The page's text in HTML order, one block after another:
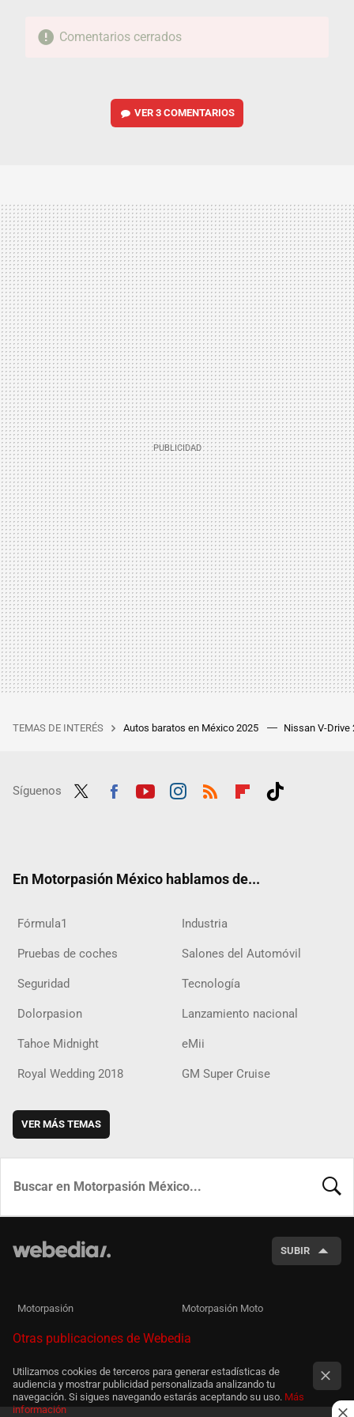
Comentarios cerrados
VER3 COMENTARIOS
TEMAS DE INTERÉS Autos baratos en México 2025 Nissan V-Drive
Síguenos
En Motorpasión México hablamos de...
Fórmula1 Industria
Pruebas de coches Salones del Automóvil
Seguridad Tecnología
Dolorpasion Lanzamiento nacional
Tahoe Midnight eMii
Royal Wedding 2018 GM Super Cruise
VER MÁS TEMAS
SUBIR
Motorpasión Motorpasión Moto
Otras publicaciones de Webedia
Utilizamos cookies de terceros para generar estadísticas de
audiencia y mostrar publicidad personalizada analizando tu
navegación. Si sigues navegando estarás aceptando su uso. Más
información